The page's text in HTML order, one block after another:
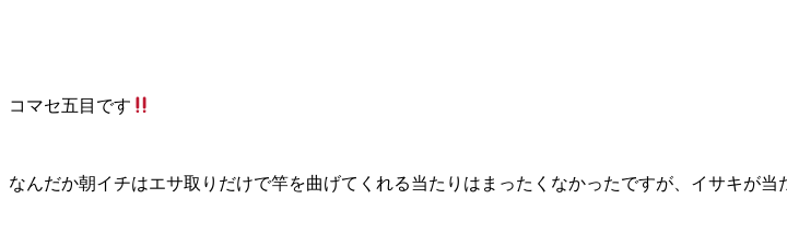
コマセ五目です
なんだか朝イチはエサ取りだけで竿を曲げてくれる当たりはまったくなかったですが、イサキが